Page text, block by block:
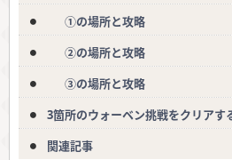
①の場所と攻略
②の場所と攻略
③の場所と攻略
3箇所のウォーベン挑戦をクリアす
関連記事